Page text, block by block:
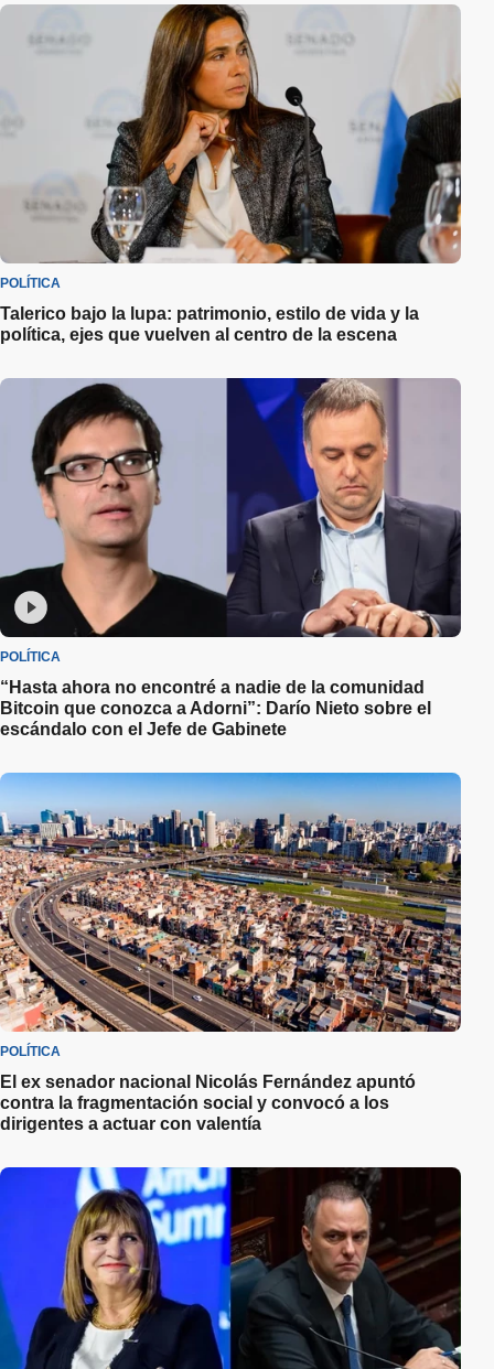
POLÍTICA
Talerico bajo la lupa: patrimonio, estilo de vida y la
política, ejes que vuelven al centro de la escena
POLÍTICA
“Hasta ahora no encontré a nadie de la comunidad
Bitcoin que conozca a Adorni”: Darío Nieto sobre el
escándalo con el Jefe de Gabinete
POLÍTICA
El ex senador nacional Nicolás Fernández apuntó
contra la fragmentación social y convocó a los
dirigentes a actuar con valentía